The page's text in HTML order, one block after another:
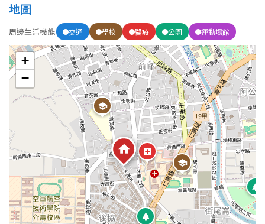
21樓以上
~ 樓
1房
3房
4房 5房以上
地圖
周邊生活機能 交通 學校 醫療 公園 運動場館
+
−